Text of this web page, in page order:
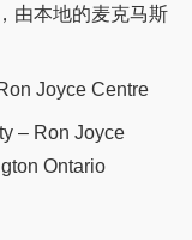
由本地的麦克马斯
Joyce Centre
– Ron Joyce
Ontario